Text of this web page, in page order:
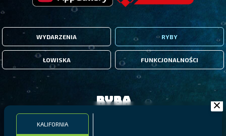
WYDARZENIA RYBY
ŁOWISKA FUNKCJONALNOŚCI
KALIFORNIA
Ryba